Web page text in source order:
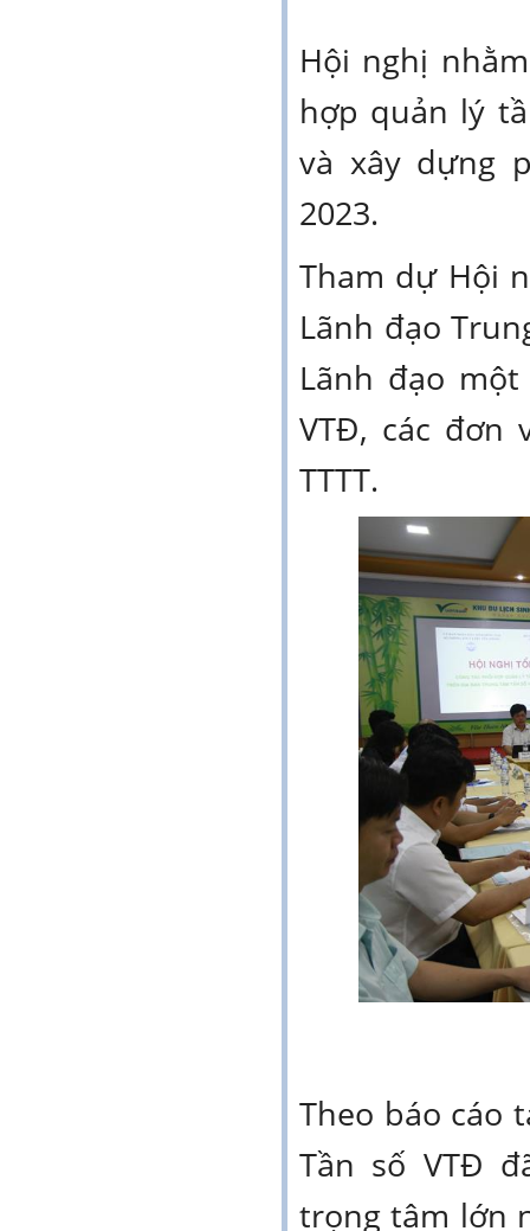
Hội nghị
hợp quản lý
và xây dựng
2023.
Tham dự Hội
Lãnh đạo
Lãnh đạo
VTĐ, các đơn
TTTT.
Theo báo cáo
Tần số VTĐ
trọng tâm lớn